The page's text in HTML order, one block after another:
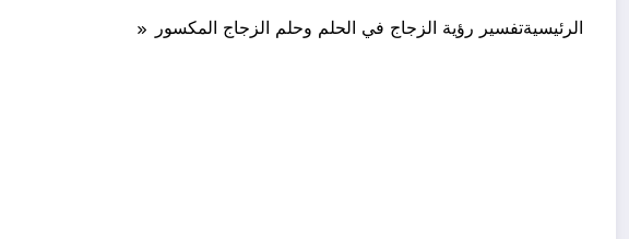
الرئيسيةتفسير رؤية الزجاج في الحلم وحلم الزجاج المكسور